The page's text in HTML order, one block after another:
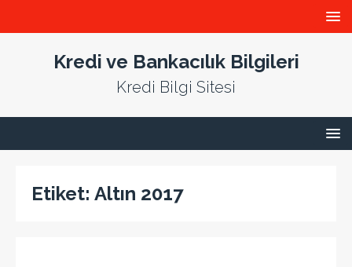
Kredi ve Bankacılık Bilgileri
Kredi Bilgi Sitesi
Etiket: Altın 2017